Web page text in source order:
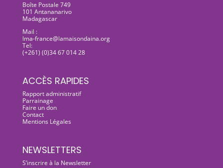
Boîte Postale 749
101 Antananarivo
Madagascar
Mail :
lma-france@lamaisondaina.org
Tel:
(+261) (0)34 67 014 28
ACCÈS RAPIDES
Rapport administratif
Parrainage
Faire un don
Contact
Mentions Légales
NEWSLETTERS
S’inscrire à la Newsletter